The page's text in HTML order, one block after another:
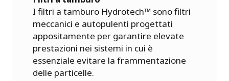
I filtri a tamburo Hydrotech™ sono filtri
meccanici e autopulenti progettati
appositamente per garantire elevate
prestazioni nei sistemi in cui è
essenziale evitare la frammentazione
delle particelle.